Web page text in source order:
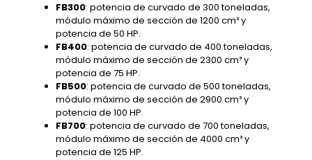
FB300: potencia de curvado de 300 toneladas,
módulo máximo de sección de 1200 cm³ y
potencia de 50 HP.
FB400: potencia de curvado de 400 toneladas,
módulo máximo de sección de 2300 cm³ y
potencia de 75 HP.
FB500: potencia de curvado de 500 toneladas,
módulo máximo de sección de 2900 cm³ y
potencia de 100 HP.
FB700: potencia de curvado de 700 toneladas,
módulo máximo de sección de 4000 cm³ y
potencia de 125 HP.